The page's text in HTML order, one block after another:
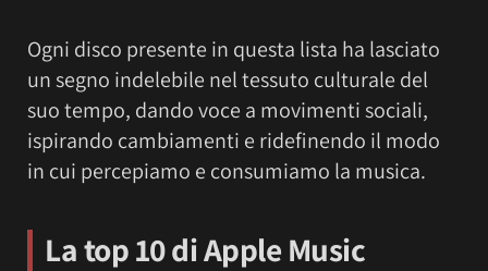
Ogni disco presente in questa lista ha lasciato
un segno indelebile nel tessuto culturale del
suo tempo, dando voce a movimenti sociali,
ispirando cambiamenti e ridefinendo il modo
in cui percepiamo e consumiamo la musica.
La top 10 di Apple Music